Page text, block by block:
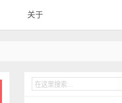
关于